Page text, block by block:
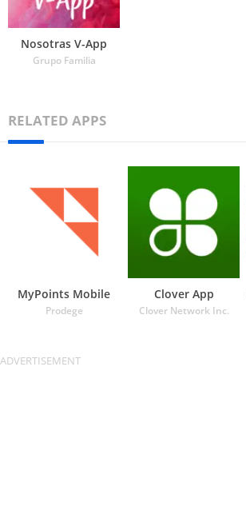
Nosotras V-App
Grupo Familia
RELATED APPS
MyPoints Mobile
Prodege
Clover App
Clover Network Inc.